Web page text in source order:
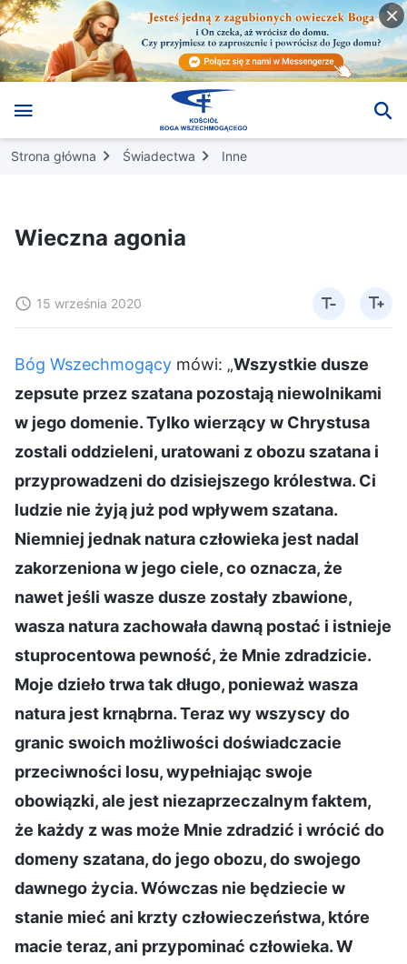
Strona główna Świadectwa Inne
Wieczna agonia
15 września 2020
Bóg Wszechmogący mówi: „Wszystkie dusze
zepsute przez szatana pozostają niewolnikami
w jego domenie. Tylko wierzący w Chrystusa
zostali oddzieleni, uratowani z obozu szatana i
przyprowadzeni do dzisiejszego królestwa. Ci
ludzie nie żyją już pod wpływem szatana.
Niemniej jednak natura człowieka jest nadal
zakorzeniona w jego ciele, co oznacza, że
nawet jeśli wasze dusze zostały zbawione,
wasza natura zachowała dawną postać i istnieje
stuprocentowa pewność, że Mnie zdradzicie.
Moje dzieło trwa tak długo, ponieważ wasza
natura jest krnąbrna. Teraz wy wszyscy do
granic swoich możliwości doświadczacie
przeciwności losu, wypełniając swoje
obowiązki, ale jest niezaprzeczalnym faktem,
że każdy z was może Mnie zdradzić i wrócić do
domeny szatana, do jego obozu, do swojego
dawnego życia. Wówczas nie będziecie w
stanie mieć ani krzty człowieczeństwa, które
macie teraz, ani przypominać człowieka. W